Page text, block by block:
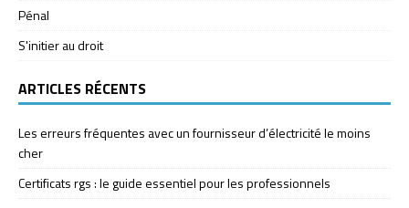
Pénal
S'initier au droit
ARTICLES RÉCENTS
Les erreurs fréquentes avec un fournisseur d’électricité le moins
cher
Certificats rgs : le guide essentiel pour les professionnels